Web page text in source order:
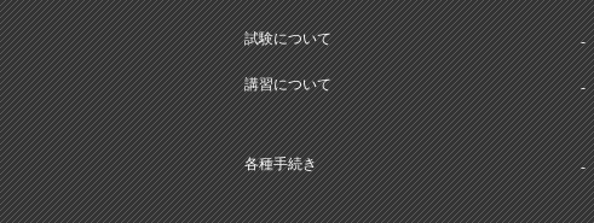
試験について
講習について
各種手続き